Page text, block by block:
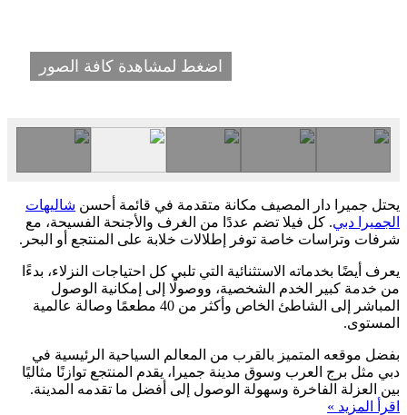
اضغط لمشاهدة كافة الصور
يحتل جميرا دار المصيف مكانة متقدمة في قائمة أحسن شاليهات
الجميرا دبي. كل فيلا تضم عددًا من الغرف والأجنحة الفسيحة، مع
شرفات وتراسات خاصة توفر إطلالات خلابة على المنتجع أو البحر.
يعرف أيضًا بخدماته الاستثنائية التي تلبي كل احتياجات النزلاء، بدءًا
من خدمة كبير الخدم الشخصية، ووصولًا إلى إمكانية الوصول
المباشر إلى الشاطئ الخاص وأكثر من 40 مطعمًا وصالة عالمية
المستوى.
بفضل موقعه المتميز بالقرب من المعالم السياحية الرئيسية في
دبي مثل برج العرب وسوق مدينة جميرا، يقدم المنتجع توازنًا مثاليًا
بين العزلة الفاخرة وسهولة الوصول إلى أفضل ما تقدمه المدينة.
اقرأ المزيد »